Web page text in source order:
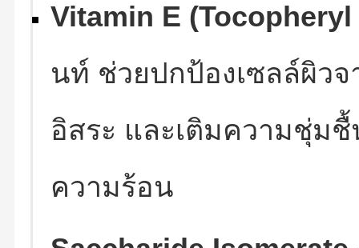
Vitamin E
นท์ ช่วยปกป้องเซลล์ผิว
อิสระ และเติมความชุ่ม
ความร้อน